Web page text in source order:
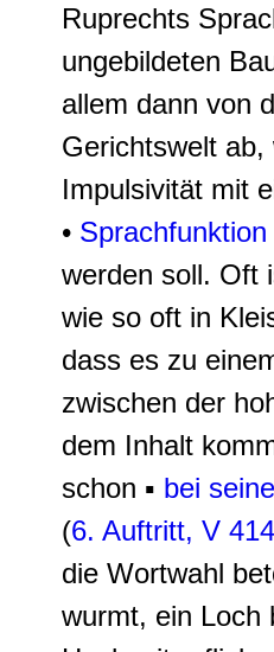
Ruprechts
ungebildeten
allem dann von
Gerichtswelt ab,
Impulsivität mit
• Sprachfunktion
werden soll. Oft
wie so oft in
dass es zu
zwischen der
dem Inhalt
schon ▪ bei
(6. Auftritt, V 414
die Wortwahl
wurmt, ein Loch